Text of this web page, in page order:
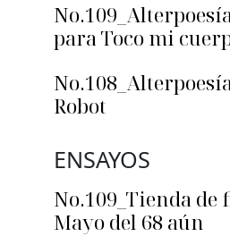
para Toco mi
Robot
ENSAYOS
No.109_Tienda de
Mayo del 68 aún